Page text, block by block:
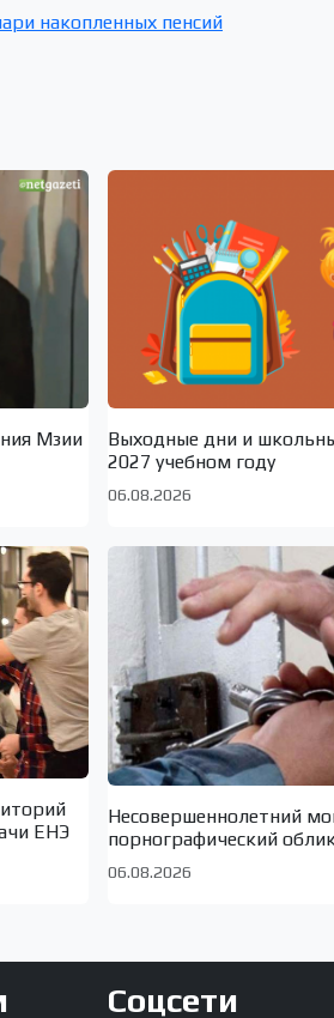
накопленных пенсий
Мзии
Выходные дни и
2027 учебном году
06.08.2026
ЕНЭ
Несовершеннолетний
порнографический
06.08.2026
Соцсети